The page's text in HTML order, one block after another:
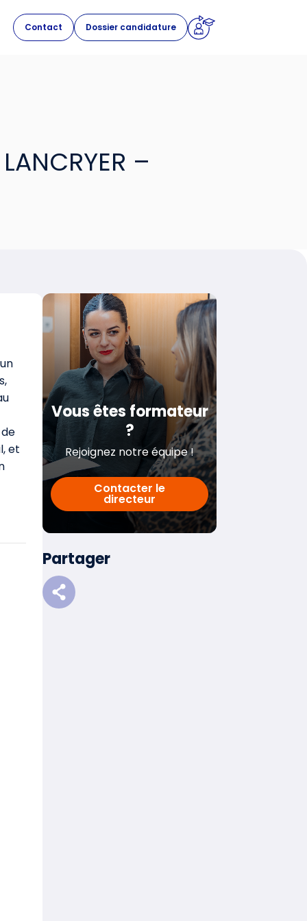
Contact Dossier candidature
–
et
Vous êtes formateur
?
Rejoignez notre équipe !
Contacter le
directeur
Partager